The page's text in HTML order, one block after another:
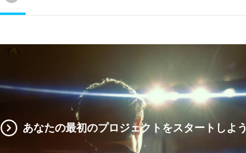
あなたの最初のプロジェクトをスタートしよう